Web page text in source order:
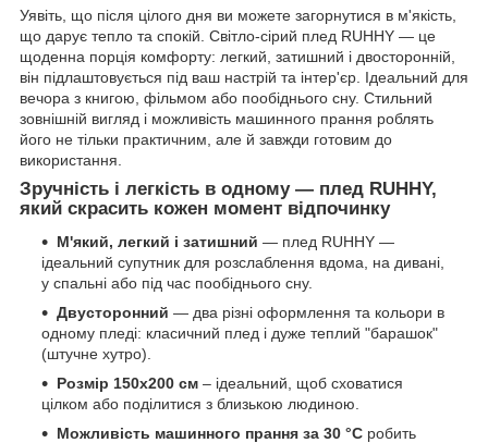
Уявіть, що після цілого дня ви можете загорнутися в м'якість,
що дарує тепло та спокій. Світло-сірий плед RUHHY — це
щоденна порція комфорту: легкий, затишний і двосторонній,
він підлаштовується під ваш настрій та інтер'єр. Ідеальний для
вечора з книгою, фільмом або пообіднього сну. Стильний
зовнішній вигляд і можливість машинного прання роблять
його не тільки практичним, але й завжди готовим до
використання.
Зручність і легкість в одному — плед RUHHY,
який скрасить кожен момент відпочинку
М'який, легкий і затишний — плед RUHHY —
ідеальний супутник для розслаблення вдома, на дивані,
у спальні або під час пообіднього сну.
Двусторонний — два різні оформлення та кольори в
одному пледі: класичний плед і дуже теплий "барашок"
(штучне хутро).
Розмір 150x200 см – ідеальний, щоб сховатися
цілком або поділитися з близькою людиною.
Можливість машинного прання за 30 °C робить